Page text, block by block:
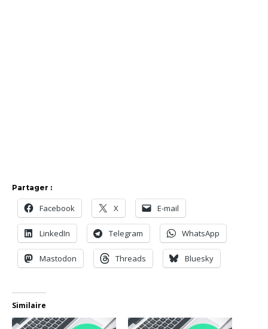
Partager :
Facebook X E-mail
LinkedIn Telegram WhatsApp
Mastodon Threads Bluesky
Similaire